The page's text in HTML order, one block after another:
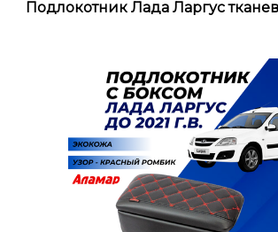
Подлокотник Лада Ларгус